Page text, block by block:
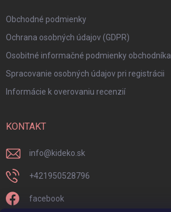
Obchodné podmienky
Ochrana osobných údajov (GDPR)
Osobitné informačné podmienky obchodníka
Spracovanie osobných údajov pri registrácii
Informácie k overovaniu recenzií
KONTAKT
info@kideko.sk
+421950528796
facebook